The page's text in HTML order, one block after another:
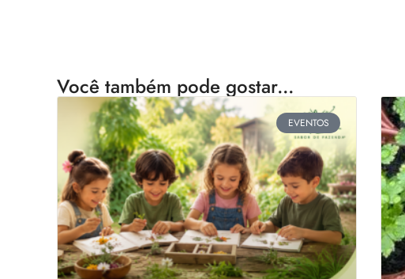
Você também pode gostar...
EVENTOS